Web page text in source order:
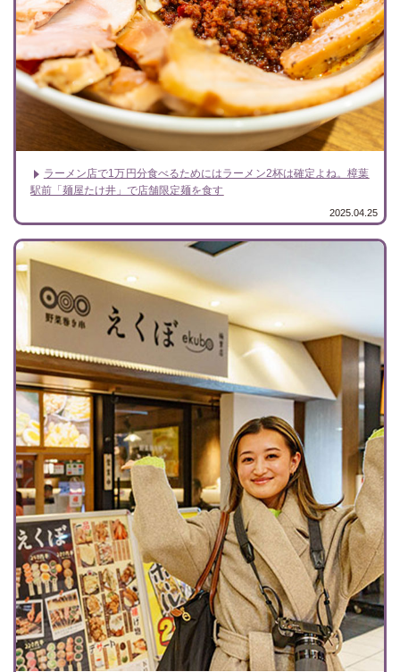
ラーメン店で1万円分食べるためにはラーメン2杯は確定よね。樟葉
駅前「麺屋たけ井」で店舗限定麺を食す
2025.04.25